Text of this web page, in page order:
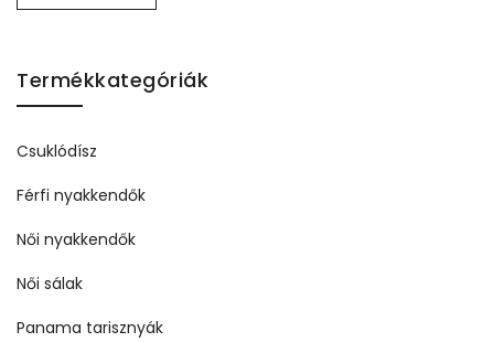
Termékkategóriák
Csuklódísz
Férfi nyakkendők
Női nyakkendők
Női sálak
Panama tarisznyák